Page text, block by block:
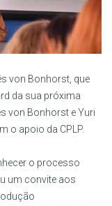
von Bonhorst, que
da sua próxima
von Bonhorst e Yuri
o apoio da CPLP.
o processo
um convite aos